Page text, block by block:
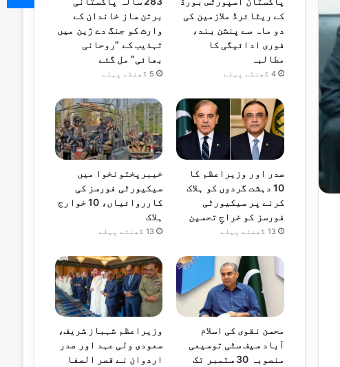
کے ریٹائرڈ ملازمین کی
دو ماہ سے پنشن بند،
فوری ادائیگی کا
مطالبہ
4 گھنٹے پہلے
برتن ساز خاندان کے
وارث کو جنگ دے ژین میں
تہذیب کے "روحانی
بھائی” مل گئے
5 گھنٹے پہلے
صدر اور وزیراعظم کا
10 دہشت گردوں کو ہلاک
کرنے پر سیکیورٹی
فورسز کو خراجِ تحسین
13 گھنٹے پہلے
خیبرپختونخوا میں
سیکیورٹی فورسز کی
کارروائیاں، 10 خوارج
ہلاک
13 گھنٹے پہلے
محسن نقوی کی اسلام
آباد سیف سٹی توسیعی
منصوبہ 30 ستمبر تک
وزیراعظم شہباز شریف،
سعودی ولی عہد اور صدر
اردوان نے قصر الصفا